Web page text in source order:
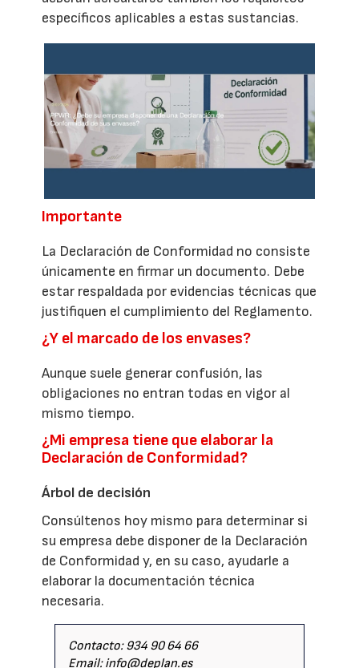
específicos aplicables a estas sustancias.
Importante
La Declaración de Conformidad no consiste
únicamente en firmar un documento. Debe
estar respaldada por evidencias técnicas que
justifiquen el cumplimiento del Reglamento.
¿Y el marcado de los envases?
Aunque suele generar confusión, las
obligaciones no entran todas en vigor al
mismo tiempo.
¿Mi empresa tiene que elaborar la
Declaración de Conformidad?
Árbol de decisión
Consúltenos hoy mismo para determinar si
su empresa debe disponer de la Declaración
de Conformidad y, en su caso, ayudarle a
elaborar la documentación técnica
necesaria.
Contacto: 934 90 64 66
Email: info@deplan.es